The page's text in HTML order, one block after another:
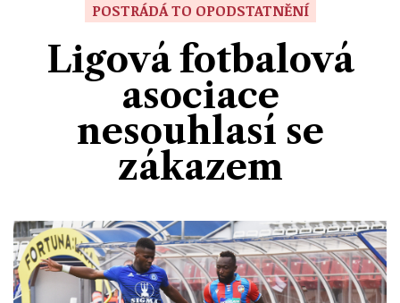
Společnost
POSTRÁDÁ TO OPODSTATNĚNÍ
Ligová fotbalová
asociace
nesouhlasí se
zákazem